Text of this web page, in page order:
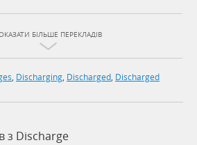
БІЛЬШЕ ПЕРЕКЛАДІВ
, Discharging, Discharged, Discharged
з Discharge